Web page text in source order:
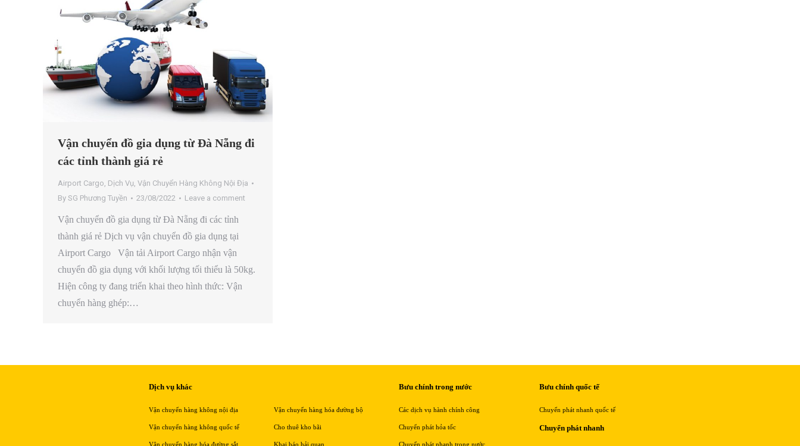
Vận chuyển đồ gia dụng từ Đà Nẵng đi
các tỉnh thành giá rẻ
Airport Cargo, Dịch Vụ, Vận Chuyển Hàng Không Nội Địa
By SG Phương Tuyền 23/08/2022 Leave a comment
Vận chuyển đồ gia dụng từ Đà Nẵng đi các tỉnh
thành giá rẻ Dịch vụ vận chuyển đồ gia dụng tại
Airport Cargo Vận tải Airport Cargo nhận vận
chuyển đồ gia dụng với khối lượng tối thiểu là 50kg.
Hiện công ty đang triển khai theo hình thức: Vận
chuyển hàng ghép:…
Dịch vụ khác
Vận chuyển hàng không nội địa
Vận chuyển hàng không quốc tế
Vận chuyển hàng hóa đường sắt
Vận chuyển hàng hóa đường bộ
Cho thuê kho bãi
Khai báo hải quan
Bưu chính trong nước
Các dịch vụ hành chính công
Chuyển phát hỏa tốc
Chuyển phát nhanh trong nước
Bưu chính quốc tế
Chuyển phát nhanh quốc tế
Chuyển phát nhanh